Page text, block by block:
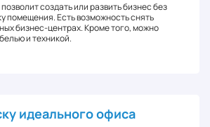
создать или развить бизнес без
помещения. Есть возможность снять
бизнес-центрах. Кроме того, можно
и техникой.
идеального офиса